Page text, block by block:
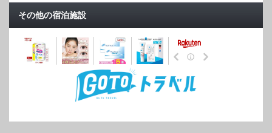
その他の宿泊施設